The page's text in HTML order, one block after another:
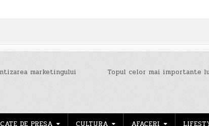
Topul celor mai importante
marketingului
DE PRESA CULTURA AFACERI